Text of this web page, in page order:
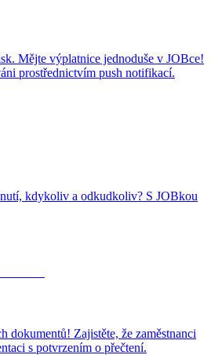
Mějte výplatnice jednoduše v JOBce!
prostřednictvím push notifikací.
kdykoliv a odkudkoliv? S JOBkou
dokumentů! Zajistěte, že zaměstnanci
s potvrzením o přečtení.